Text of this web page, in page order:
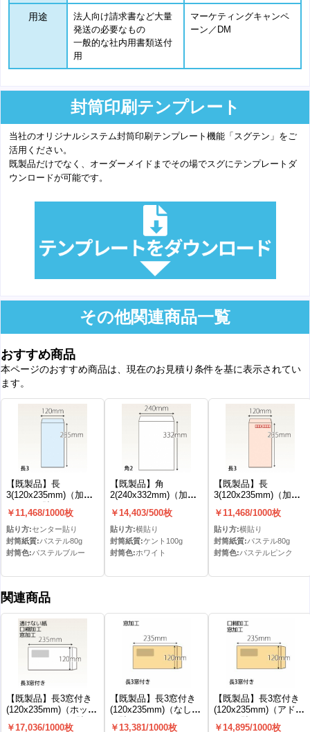
用途
法人向け請求書など大量
発送の必要なもの
一般的な社内用書類送付
用
マーケティングキャンペ
ーン／DM
封筒印刷テンプレート
当社のオリジナルシステム封筒印刷テンプレート機能「スグテン」をご
活用ください。
既製品だけでなく、オーダーメイドまでその場でスグにテンプレートダ
ウンロードが可能です。
その他関連商品一覧
おすすめ商品
本ページのおすすめ商品は、現在のお見積り条件を基に表示されてい
ます。
【既製品】長
3(120x235mm)（加工
￥11,468/1000枚
貼り方:センター貼り
封筒紙質:パステル80g
封筒色:パステルブルー
【既製品】角
2(240x332mm)（加工
￥14,403/500枚
貼り方:横貼り
封筒紙質:ケント100g
封筒色:ホワイト
【既製品】長
3(120x235mm)（加工
￥11,468/1000枚
貼り方:横貼り
封筒紙質:パステル80g
封筒色:パステルピンク
関連商品
【既製品】長3窓付き
(120x235mm)（ホット
￥17,036/1000枚
【既製品】長3窓付き
(120x235mm)（なし）
￥13,381/1000枚
【既製品】長3窓付き
(120x235mm)（アドヘ
￥14,895/1000枚